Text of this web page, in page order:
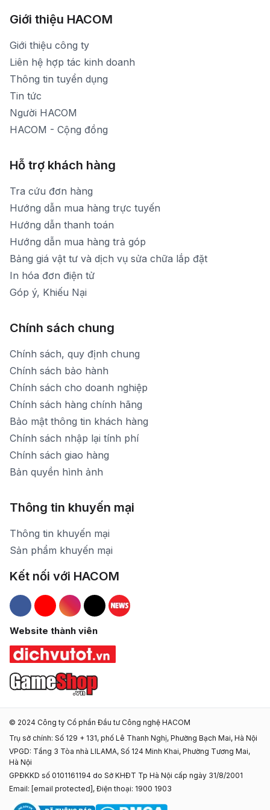
Thời gian mở cửa: Từ 8h30-19h hàng ngày
Xem bản đồ đường đi
1900 1903 (máy lẻ 159) -(028)73000322
1900 1903 (máy lẻ 160)
[email protected]
Thời gian mở cửa: Từ 8h30-20h hàng ngày
Giới thiệu HACOM
Giới thiệu công ty
Liên hệ hợp tác kinh doanh
Thông tin tuyển dụng
Tin tức
Người HACOM
HACOM - Cộng đồng
Hỗ trợ khách hàng
Tra cứu đơn hàng
Hướng dẫn mua hàng trực tuyến
Hướng dẫn thanh toán
Hướng dẫn mua hàng trả góp
Bảng giá vật tư và dịch vụ sửa chữa lắp đặt
In hóa đơn điện tử
Góp ý, Khiếu Nại
Chính sách chung
Chính sách, quy định chung
Chính sách bảo hành
Chính sách cho doanh nghiệp
Chính sách hàng chính hãng
Bảo mật thông tin khách hàng
Chính sách nhập lại tính phí
Chính sách giao hàng
Bản quyền hình ảnh
Thông tin khuyến mại
Thông tin khuyến mại
Sản phẩm khuyến mại
Kết nối với HACOM
Hacom Facebook
Hacom YouTube
Hacom Instagram
Hacom TikTok
Website thành viên
© 2024 Công ty Cổ phần Đầu tư Công nghệ HACOM
Trụ sở chính: Số 129 + 131, phố Lê Thanh Nghị, Phường Bạch Mai, Hà Nội
VPGD: Tầng 3 Tòa nhà LILAMA, Số 124 Minh Khai, Phường Tương Mai,
Hà Nội
GPĐKKD số 0101161194 do Sở KHĐT Tp Hà Nội cấp ngày 31/8/2001
Email: [email protected] , Điện thoại: 1900 1903